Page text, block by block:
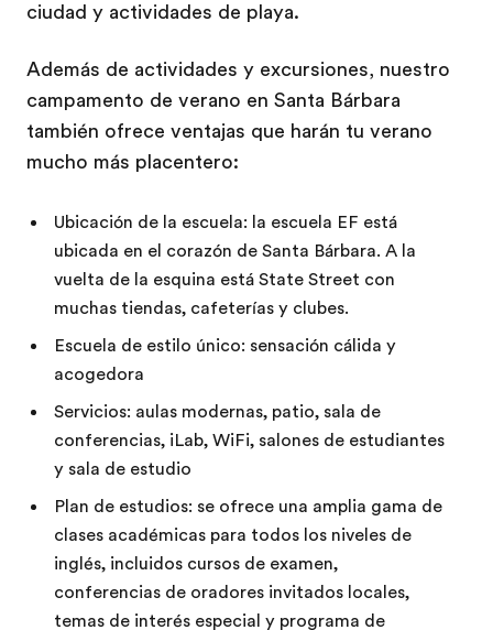
ciudad y actividades de playa.
Además de actividades y excursiones, nuestro
campamento de verano en Santa Bárbara
también ofrece ventajas que harán tu verano
mucho más placentero:
Ubicación de la escuela: la escuela EF está
ubicada en el corazón de Santa Bárbara. A la
vuelta de la esquina está State Street con
muchas tiendas, cafeterías y clubes.
Escuela de estilo único: sensación cálida y
acogedora
Servicios: aulas modernas, patio, sala de
conferencias, iLab, WiFi, salones de estudiantes
y sala de estudio
Plan de estudios: se ofrece una amplia gama de
clases académicas para todos los niveles de
inglés, incluidos cursos de examen,
conferencias de oradores invitados locales,
temas de interés especial y programa de